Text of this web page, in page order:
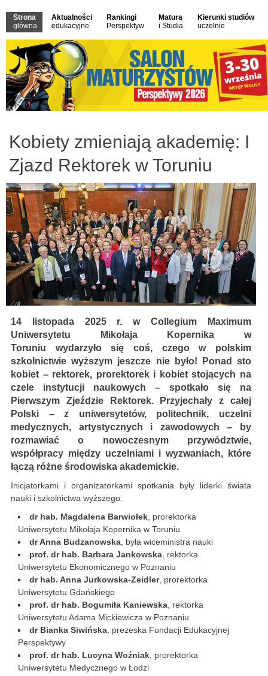
Strona
główna
Aktualności
edukacyjne
Rankingi
Perspektyw
Matura
i Studia
Kierunki studiów
uczelnie
Kobiety zmieniają akademię: I
Zjazd Rektorek w Toruniu
14 listopada 2025 r. w Collegium Maximum
Uniwersytetu Mikołaja Kopernika w
Toruniu wydarzyło się coś, czego w polskim
szkolnictwie wyższym jeszcze nie było! Ponad sto
kobiet – rektorek, prorektorek i kobiet stojących na
czele instytucji naukowych – spotkało się na
Pierwszym Zjeździe Rektorek. Przyjechały z całej
Polski – z uniwersytetów, politechnik, uczelni
medycznych, artystycznych i zawodowych – by
rozmawiać o nowoczesnym przywództwie,
współpracy między uczelniami i wyzwaniach, które
łączą różne środowiska akademickie.
Inicjatorkami i organizatorkami spotkania były liderki świata
nauki i szkolnictwa wyższego:
dr hab. Magdalena Barwiołek, prorektorka
Uniwersytetu Mikołaja Kopernika w Toruniu
dr Anna Budzanowska, była wiceministra nauki
prof. dr hab. Barbara Jankowska, rektorka
Uniwersytetu Ekonomicznego w Poznaniu
dr hab. Anna Jurkowska-Zeidler, prorektorka
Uniwersytetu Gdańskiego
prof. dr hab. Bogumiła Kaniewska, rektorka
Uniwersytetu Adama Mickiewicza w Poznaniu
dr Bianka Siwińska, prezeska Fundacji Edukacyjnej
Perspektywy
prof. dr hab. Lucyna Woźniak, prorektorka
Uniwersytetu Medycznego w Łodzi